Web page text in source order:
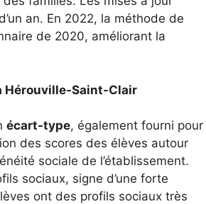
an. En 2022, la méthode de
de 2020, améliorant la
Hérouville-Saint-Clair
écart-type, également fourni pour
des scores des élèves autour
sociale de l’établissement.
sociaux, signe d’une forte
ont des profils sociaux très